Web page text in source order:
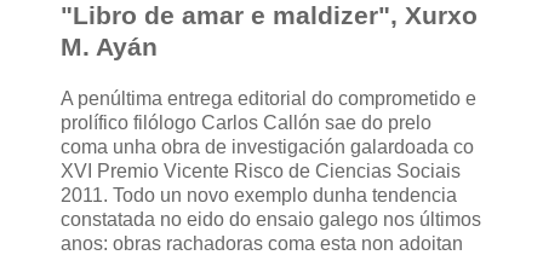
"Libro de amar e maldizer", Xurxo
M. Ayán
A penúltima entrega editorial do comprometido e
prolífico filólogo Carlos Callón sae do prelo
coma unha obra de investigación galardoada co
XVI Premio Vicente Risco de Ciencias Sociais
2011. Todo un novo exemplo dunha tendencia
constatada no eido do ensaio galego nos últimos
anos: obras rachadoras coma esta non adoitan